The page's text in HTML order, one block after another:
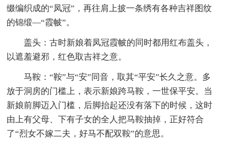
缀编织成的“凤冠”，再往肩上披一条绣有各种吉祥图纹
的锦缎—“霞帔”。
盖头：古时新娘着凤冠霞帔的同时都用红布盖头，
以遮羞避邪，红色取吉祥之意。
马鞍：“鞍”与“安”同音，取其“平安”长久之意。多
放于洞房的门槛上，表示新娘跨马鞍，一世保平安。当
新娘前脚迈入门槛，后脚抬起还没有落下的时候，这时
由上有父母、下有子女的全人把马鞍抽掉，正好符合
了“烈女不嫁二夫，好马不配双鞍”的意思。